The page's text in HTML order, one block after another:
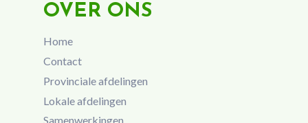
OVER ONS
Home
Contact
Provinciale afdelingen
Lokale afdelingen
Samenwerkingen